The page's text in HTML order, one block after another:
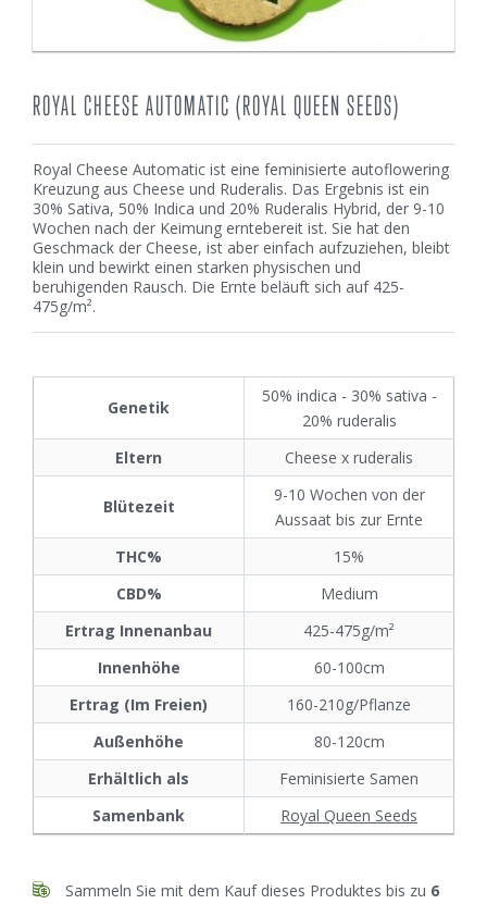
ROYAL CHEESE AUTOMATIC (ROYAL QUEEN SEEDS)
Royal Cheese Automatic ist eine feminisierte autoflowering
Kreuzung aus Cheese und Ruderalis. Das Ergebnis ist ein
30% Sativa, 50% Indica und 20% Ruderalis Hybrid, der 9-10
Wochen nach der Keimung erntebereit ist. Sie hat den
Geschmack der Cheese, ist aber einfach aufzuziehen, bleibt
klein und bewirkt einen starken physischen und
beruhigenden Rausch. Die Ernte beläuft sich auf 425-
475g/m².
Genetik
50% indica - 30% sativa -
20% ruderalis
Eltern
Cheese x ruderalis
Blütezeit
9-10 Wochen von der
Aussaat bis zur Ernte
THC%
15%
CBD%
Medium
Ertrag Innenanbau
425-475g/m²
Innenhöhe
60-100cm
Ertrag (Im Freien)
160-210g/Pflanze
Außenhöhe
80-120cm
Erhältlich als
Feminisierte Samen
Samenbank
Royal Queen Seeds
Sammeln Sie mit dem Kauf dieses Produktes bis zu 6